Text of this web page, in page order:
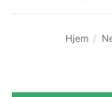
Hjem /